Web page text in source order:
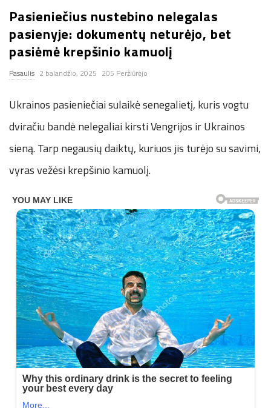
n
.
n
e
t
Pasieniečius nustebino nelegalas
pasienyje: dokumentų neturėjo, bet
pasiėmė krepšinio kamuolį
Pasaulis 2 balandžio, 2025 205 Peržiūrėjo
Ukrainos pasieniečiai sulaikė senegalietį, kuris vogtu
dviračiu bandė nelegaliai kirsti Vengrijos ir Ukrainos
sieną. Tarp negausių daiktų, kuriuos jis turėjo su savimi,
vyras vežėsi krepšinio kamuolį.